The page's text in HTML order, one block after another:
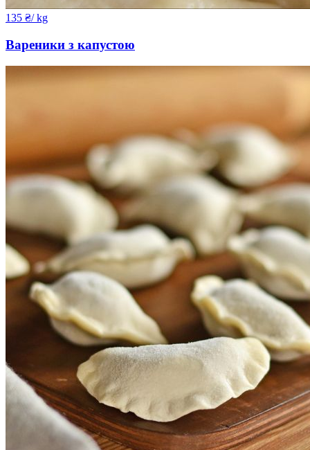
135 ₴/ kg
Вареники з капустою